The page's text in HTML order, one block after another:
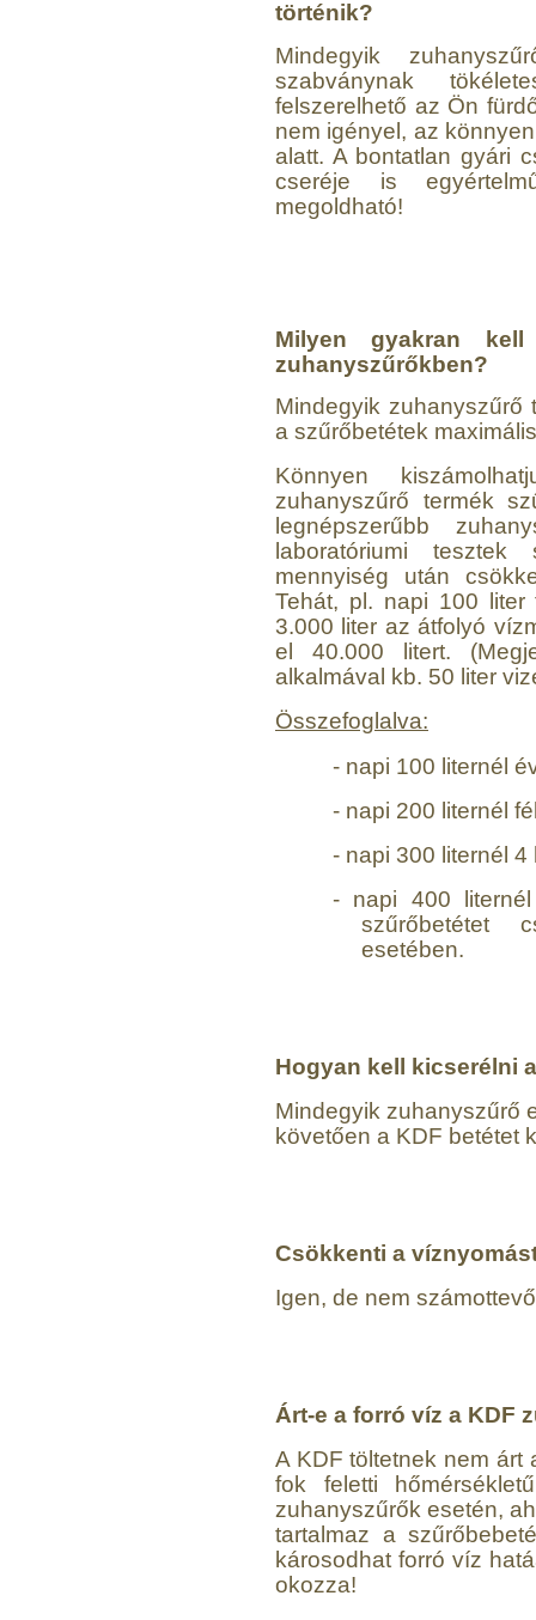
történik?
Mindegyik
szabványnak
felszerelhető az Ön
nem igényel, az
alatt. A bontatlan gyári
cseréje is
megoldható!
Milyen gyakran
zuhanyszűrőkben?
Mindegyik zuhanyszűrő
a szűrőbetétek
Könnyen
zuhanyszűrő termék
legnépszerűbb
laboratóriumi
mennyiség után
Tehát, pl. napi 100
3.000 liter az átfolyó
el 40.000 litert.
alkalmával kb. 50 liter
Összefoglalva:
- napi 100 liternél
- napi 200 liternél
- napi 300 liternél 4
- napi 400
esetében.
Hogyan kell kicserélni
Mindegyik zuhanyszűrő
követően a KDF betétet
Csökkenti a
Igen, de nem
Árt-e a forró víz a KDF
A KDF töltetnek nem árt
fok feletti
zuhanyszűrők esetén,
tartalmaz a
károsodhat forró víz
okozza!